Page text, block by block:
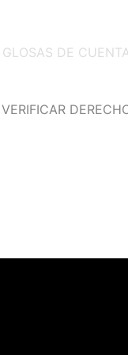
DE
VERIFICAR